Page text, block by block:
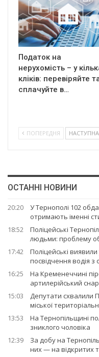
Податок на
нерухомість – у
кліків: перевіряйте
сплачуйте в…
ПОПЕРЕДНЯ НАСТУПНА
ОСТАННІ НОВИНИ
20:20
У Тернополі 102
отримають іменні
18:52
Поліцейські
людьми: проблему
17:42
Поліцейські
посвідчення водія
16:25
На Кременеччині
артилерійський
15:03
Депутати схвалили
міської
13:53
На Тернопільщині
зниклого чоловіка
12:39
За добу на
них — на відкритих